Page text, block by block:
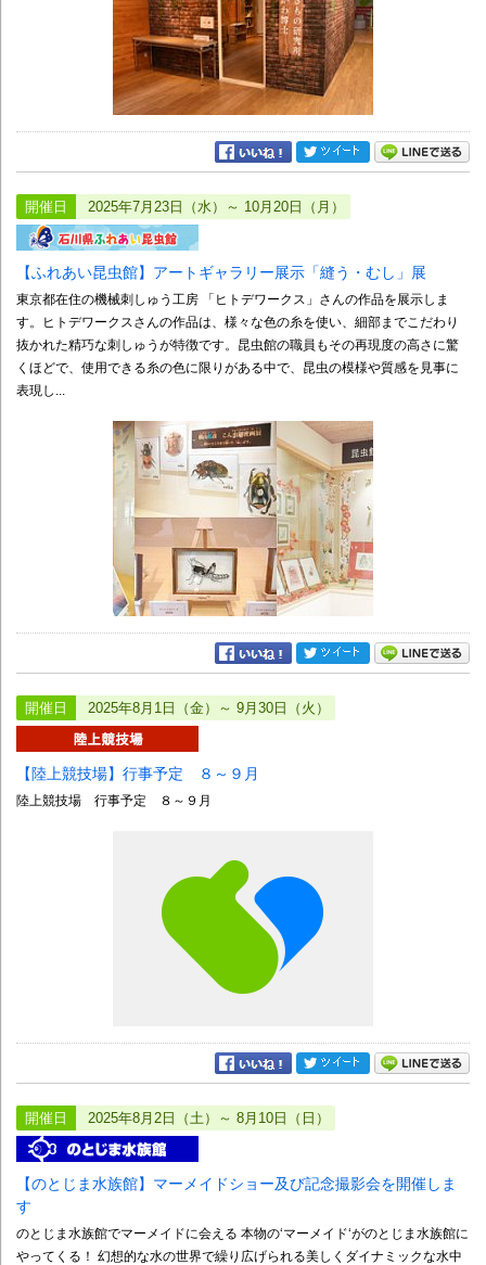
開催日 2025年7月23日（水）～ 10月20日（月）
【ふれあい昆虫館】アートギャラリー展示「縫う・むし」展
東京都在住の機械刺しゅう工房 「ヒトデワークス」さんの作品を展示しま
す。ヒトデワークスさんの作品は、様々な色の糸を使い、細部までこだわり
抜かれた精巧な刺しゅうが特徴です。昆虫館の職員もその再現度の高さに驚
くほどで、使用できる糸の色に限りがある中で、昆虫の模様や質感を見事に
表現し...
開催日 2025年8月1日（金）～ 9月30日（火）
【陸上競技場】行事予定 ８～９月
陸上競技場 行事予定 ８～９月
開催日 2025年8月2日（土）～ 8月10日（日）
【のとじま水族館】マーメイドショー及び記念撮影会を開催しま
す
のとじま水族館でマーメイドに会える 本物の‘マーメイド‘がのとじま水族館に
やってくる！ 幻想的な水の世界で繰り広げられる美しくダイナミックな水中